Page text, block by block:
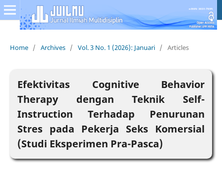
Home / Archives / Vol. 3 No. 1 (2026): Januari / Articles
Efektivitas Cognitive Behavior
Therapy dengan Teknik Self-
Instruction Terhadap Penurunan
Stres pada Pekerja Seks Komersial
(Studi Eksperimen Pra-Pasca)